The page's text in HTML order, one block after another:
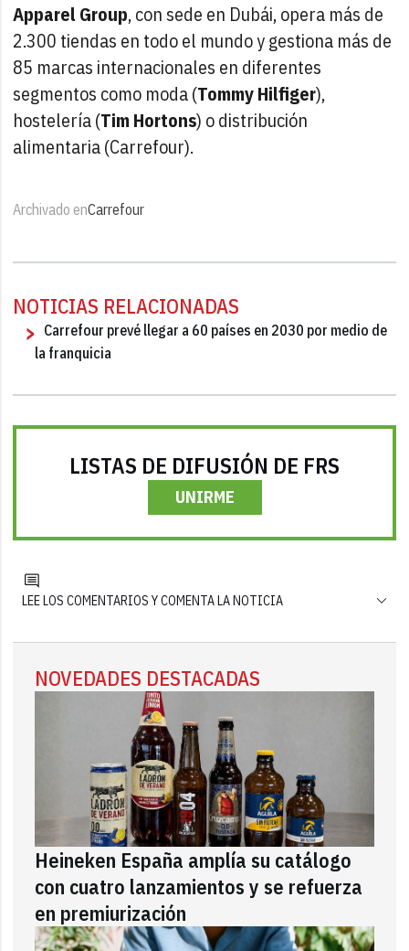
Apparel Group, con sede en Dubái, opera más de
2.300 tiendas en todo el mundo y gestiona más de
85 marcas internacionales en diferentes
segmentos como moda (Tommy Hilfiger),
hostelería (Tim Hortons) o distribución
alimentaria (Carrefour).
Archivado enCarrefour
NOTICIAS RELACIONADAS
Carrefour prevé llegar a 60 países en 2030 por medio de
la franquicia
LISTAS DE DIFUSIÓN DE FRS
UNIRME
LEE LOS COMENTARIOS Y COMENTA LA NOTICIA
NOVEDADES DESTACADAS
Heineken España amplía su catálogo
con cuatro lanzamientos y se refuerza
en premiurización